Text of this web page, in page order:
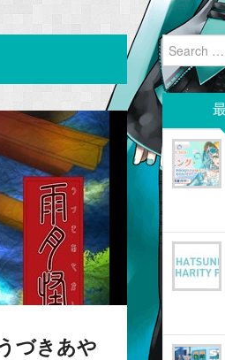
づきあや
Search
for: